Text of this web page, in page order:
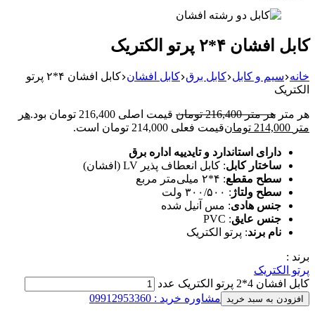
کابل افشان ۴*۲ پرتو الکتریک
خانه سیم و کابل کابل برق کابل افشان
کابل افشان ۴*۲ پرتو
الکتریک
هر متر هر متر 216,400 تومان قیمت اصلی 216,400 تومان بود.
هر
متر 214,000 تومانقیمت فعلی 214,000 تومان است.
دارای استاندارد و تایدییه اداره برق
ساختار کابل: کابل انعطاف پذیر LV (افشان)
سطح مقطع: ۴*۲ میلی‌متر مربع
سطح ولتاژ : ۳۰۰/۵۰۰ ولت
جنس هادی: مس آنیل شده
جنس عایق: PVC
نام برند: پرتو الکتریک
برند :
پرتو الکتریک
کابل افشان 4*2 پرتو الکتریک عدد
افزودن به سبد خرید مشاوره خرید : 09912953360